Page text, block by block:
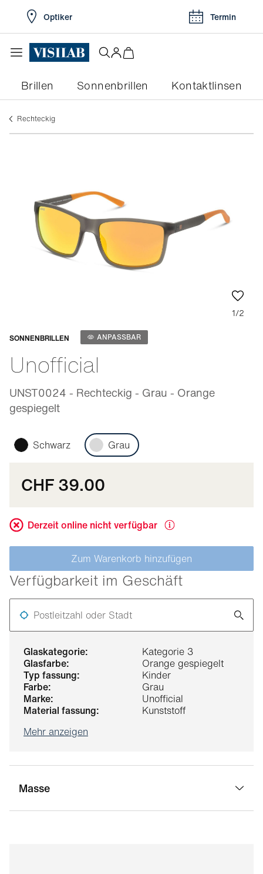
Optiker Termin
Brillen Sonnenbrillen Kontaktlinsen
rechteckig
glaskategorie:
Kategorie 3
glasfarbe:
Orange gespiegelt
typ fassung:
Kinder
farbe:
Grau
marke:
Unofficial
material fassung:
Kunststoff
Mehr anzeigen
Masse
1/2
SONNENBRILLEN ANPASSBAR
Unofficial
UNST0024 - Rechteckig - Grau - Orange
gespiegelt
Anpassbar
Schwarz Grau
CHF 39.00
Derzeit online nicht verfügbar
Zum Warenkorb hinzufügen
Verfügbarkeit im Geschäft
Postleitzahl oder Stadt